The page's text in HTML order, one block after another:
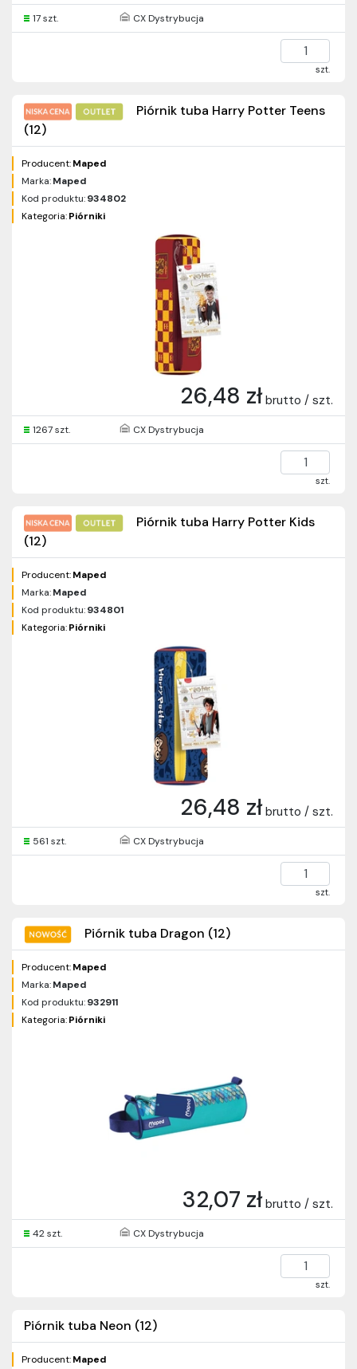
17 szt. CX Dystrybucja
szt.
Piórnik tuba Harry Potter Teens
(12)
Producent:Maped
Marka:Maped
Kod produktu:934802
Kategoria:Piórniki
26,48 zł brutto / szt.
1267 szt. CX Dystrybucja
szt.
Piórnik tuba Harry Potter Kids
(12)
Producent:Maped
Marka:Maped
Kod produktu:934801
Kategoria:Piórniki
26,48 zł brutto / szt.
561 szt. CX Dystrybucja
szt.
Piórnik tuba Dragon (12)
Producent:Maped
Marka:Maped
Kod produktu:932911
Kategoria:Piórniki
32,07 zł brutto / szt.
42 szt. CX Dystrybucja
szt.
Piórnik tuba Neon (12)
Producent:Maped